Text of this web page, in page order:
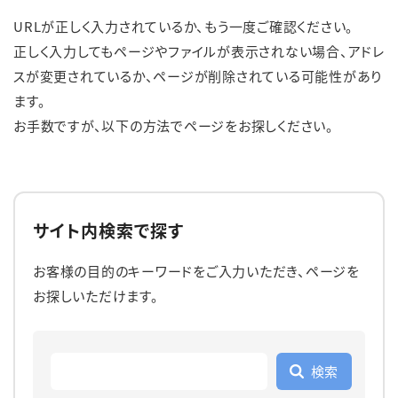
URLが正しく入力されているか、もう一度ご確認ください。
正しく入力してもページやファイルが表示されない場合、アドレ
スが変更されているか、ページが削除されている可能性があり
ます。
お手数ですが、以下の方法でページをお探しください。
サイト内検索で探す
お客様の目的のキーワードをご入力いただき、ページを
お探しいただけます。